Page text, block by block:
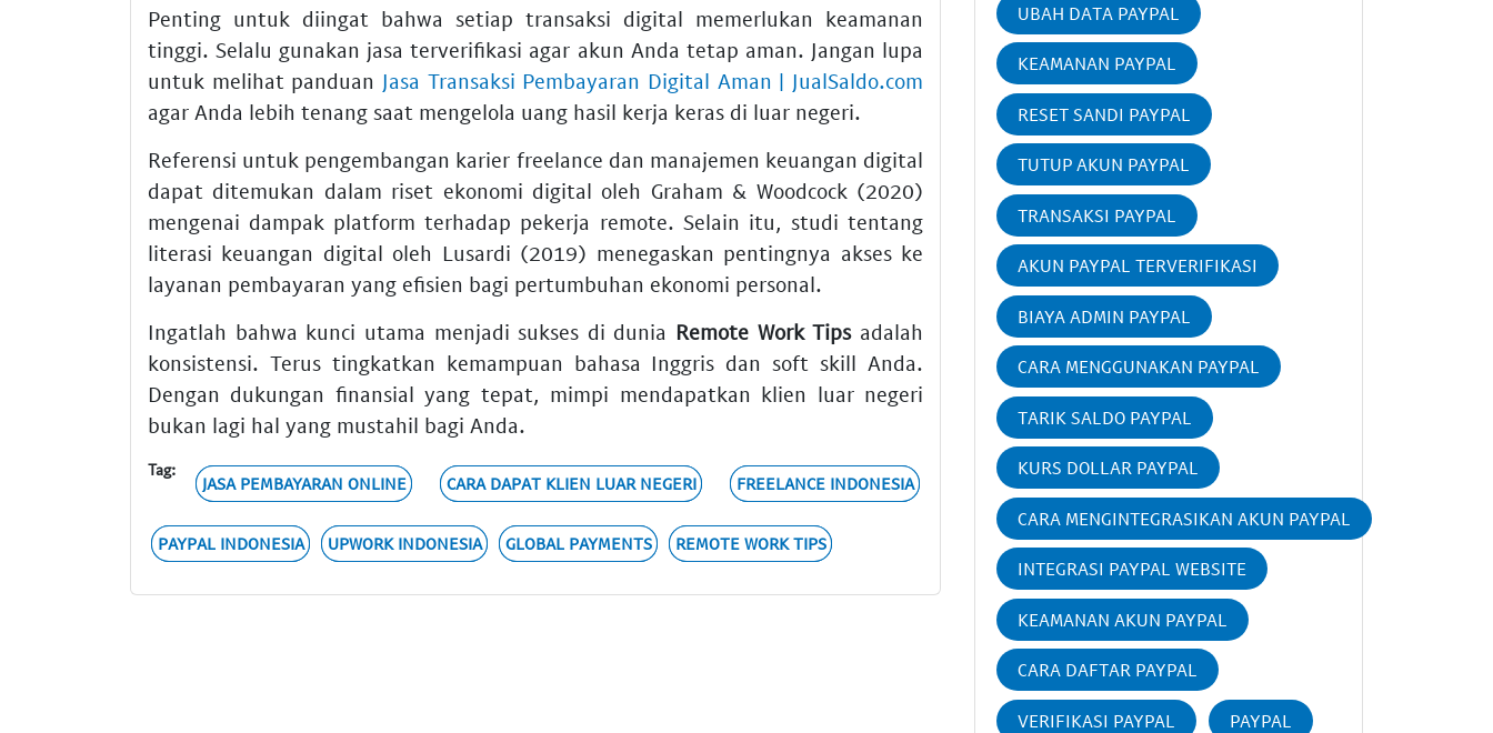
Penting untuk diingat bahwa setiap transaksi digital memerlukan keamanan
tinggi. Selalu gunakan jasa terverifikasi agar akun Anda tetap aman. Jangan lupa
untuk melihat panduan Jasa Transaksi Pembayaran Digital Aman | JualSaldo.com
agar Anda lebih tenang saat mengelola uang hasil kerja keras di luar negeri.
Referensi untuk pengembangan karier freelance dan manajemen keuangan digital
dapat ditemukan dalam riset ekonomi digital oleh Graham & Woodcock (2020)
mengenai dampak platform terhadap pekerja remote. Selain itu, studi tentang
literasi keuangan digital oleh Lusardi (2019) menegaskan pentingnya akses ke
layanan pembayaran yang efisien bagi pertumbuhan ekonomi personal.
Ingatlah bahwa kunci utama menjadi sukses di dunia Remote Work Tipsadalah
konsistensi. Terus tingkatkan kemampuan bahasa Inggris dan soft skill Anda.
Dengan dukungan finansial yang tepat, mimpi mendapatkan klien luar negeri
bukan lagi hal yang mustahil bagi Anda.
Tag:
JASA PEMBAYARAN ONLINE CARA DAPAT KLIEN LUAR NEGERI FREELANCE INDONESIA
PAYPAL INDONESIA UPWORK INDONESIA GLOBAL PAYMENTS REMOTE WORK TIPS
UBAH DATA PAYPAL
KEAMANAN PAYPAL
RESET SANDI PAYPAL
TUTUP AKUN PAYPAL
TRANSAKSI PAYPAL
AKUN PAYPAL TERVERIFIKASI
BIAYA ADMIN PAYPAL
CARA MENGGUNAKAN PAYPAL
TARIK SALDO PAYPAL
KURS DOLLAR PAYPAL
CARA MENGINTEGRASIKAN AKUN PAYPAL
INTEGRASI PAYPAL WEBSITE
KEAMANAN AKUN PAYPAL
CARA DAFTAR PAYPAL
VERIFIKASI PAYPAL PAYPAL